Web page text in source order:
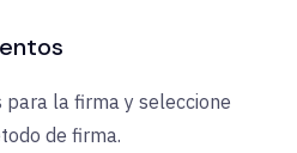
la firma y seleccione
de firma.